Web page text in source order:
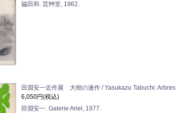
脇田和. 芸艸堂, 1962.
田淵安一近作展 大樹の連作 / Yasukazu Tabuchi: Arbres
6,050円(税込)
田淵安一. Galerie Ariel, 1977.